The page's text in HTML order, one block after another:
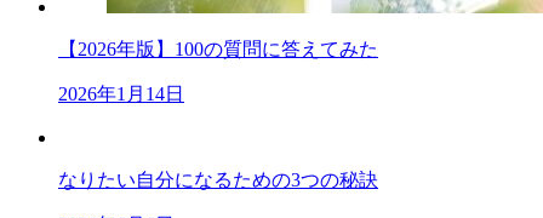
【2026年版】100の質問に答えてみた
2026年1月14日
なりたい自分になるための3つの秘訣